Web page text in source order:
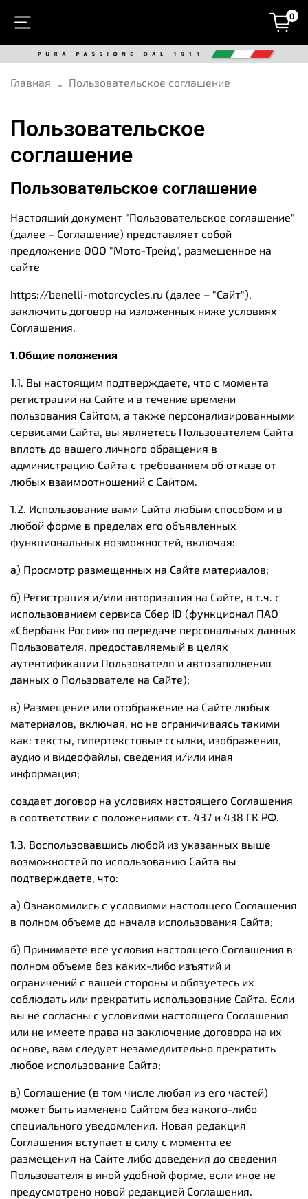
0
Главная Пользовательское соглашение
Пользовательское
соглашение
Пользовательское соглашение
Настоящий документ "Пользовательское соглашение"
(далее – Соглашение) представляет собой
предложение ООО "Мото-Трейд", размещенное на
сайте
https://benelli-motorcycles.ru (далее – "Сайт"),
заключить договор на изложенных ниже условиях
Соглашения.
1.Общие положения
1.1. Вы настоящим подтверждаете, что с момента
регистрации на Сайте и в течение времени
пользования Сайтом, а также персонализированными
сервисами Сайта, вы являетесь Пользователем Сайта
вплоть до вашего личного обращения в
администрацию Сайта с требованием об отказе от
любых взаимоотношений с Сайтом.
1.2. Использование вами Сайта любым способом и в
любой форме в пределах его объявленных
функциональных возможностей, включая:
а) Просмотр размещенных на Сайте материалов;
б) Регистрация и/или авторизация на Сайте, в т.ч. с
использованием сервиса Сбер ID (функционал ПАО
«Сбербанк России» по передаче персональных данных
Пользователя, предоставляемый в целях
аутентификации Пользователя и автозаполнения
данных о Пользователе на Сайте);
в) Размещение или отображение на Сайте любых
материалов, включая, но не ограничиваясь такими
как: тексты, гипертекстовые ссылки, изображения,
аудио и видеофайлы, сведения и/или иная
информация;
создает договор на условиях настоящего Соглашения
в соответствии с положениями ст. 437 и 438 ГК РФ.
1.3. Воспользовавшись любой из указанных выше
возможностей по использованию Сайта вы
подтверждаете, что:
а) Ознакомились с условиями настоящего Соглашения
в полном объеме до начала использования Сайта;
б) Принимаете все условия настоящего Соглашения в
полном объеме без каких-либо изъятий и
ограничений с вашей стороны и обязуетесь их
соблюдать или прекратить использование Сайта. Если
вы не согласны с условиями настоящего Соглашения
или не имеете права на заключение договора на их
основе, вам следует незамедлительно прекратить
любое использование Сайта;
в) Соглашение (в том числе любая из его частей)
может быть изменено Сайтом без какого-либо
специального уведомления. Новая редакция
Соглашения вступает в силу с момента ее
размещения на Сайте либо доведения до сведения
Пользователя в иной удобной форме, если иное не
предусмотрено новой редакцией Соглашения.